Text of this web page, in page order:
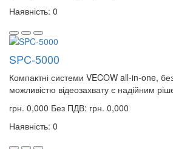
Наявність: 0
SPC-5000
Компактні системи VECOW all-in-one,
можливістю відеозахвату є надійним
грн. 0,000 Без ПДВ: грн. 0,000
Наявність: 0